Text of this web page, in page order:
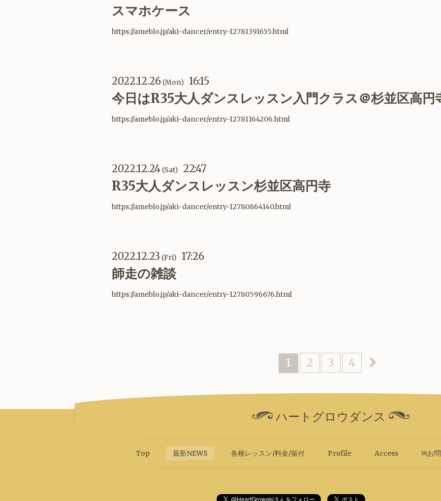
スマホケース
https://ameblo.jp/aki-dancer/entry-12781391655.html
2022.12.26 (Mon) 16:15
今日はR35大人ダンスレッスン入門クラス＠杉並区高円
https://ameblo.jp/aki-dancer/entry-12781164206.html
2022.12.24 (Sat) 22:47
R35大人ダンスレッスン杉並区高円寺
https://ameblo.jp/aki-dancer/entry-12780864140.html
2022.12.23 (Fri) 17:26
師走の雑談
https://ameblo.jp/aki-dancer/entry-12780596676.html
1 2 3 4
ハートグロウダンス
Top 最新NEWS 各種レッスン/料金/振付 Profile Access ✉お